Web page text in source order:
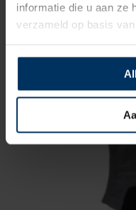
informatie die u aan ze
verzameld op basis
Fendersok
€